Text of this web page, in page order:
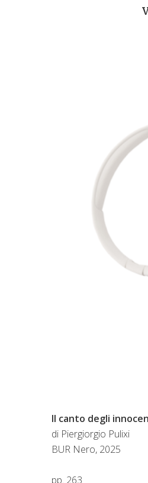
Il canto degli
di Piergiorgio Pulixi
BUR Nero, 2025
pp. 263